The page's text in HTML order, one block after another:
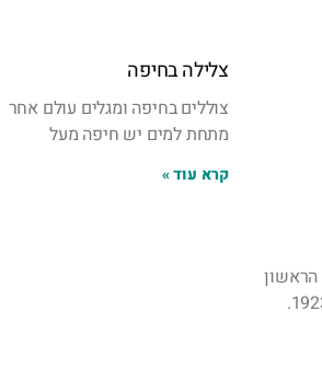
הראשון
צלילה בחיפה
צוללים בחיפה ומגלים עולם אחר
מתחת למים יש חיפה מעל
קרא עוד »